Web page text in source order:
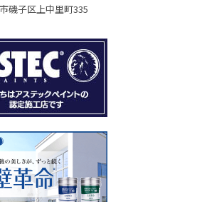
磯子区上中里町335